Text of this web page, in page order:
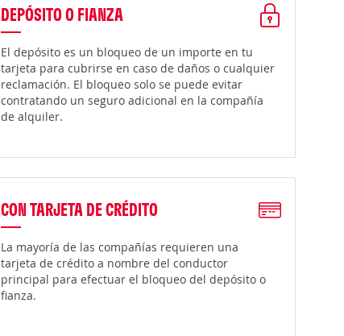
DEPÓSITO O FIANZA
El depósito es un bloqueo de un importe en tu
tarjeta para cubrirse en caso de daños o cualquier
reclamación. El bloqueo solo se puede evitar
contratando un seguro adicional en la compañía
de alquiler.
CON TARJETA DE CRÉDITO
La mayoría de las compañías requieren una
tarjeta de crédito a nombre del conductor
principal para efectuar el bloqueo del depósito o
fianza.